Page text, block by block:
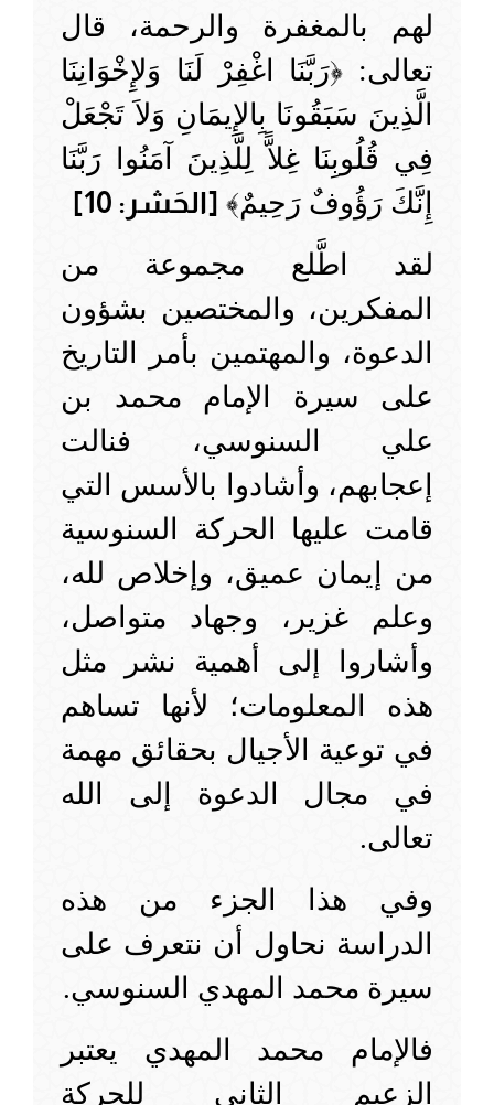
لهم بالمغفرة والرحمة، قال
تعالى: ﴿رَبَّنَا اغْفِرْ لَنَا وَلإِخْوَانِنَا
الَّذِينَ سَبَقُونَا بِالإِيمَانِ وَلاَ تَجْعَلْ
فِي قُلُوبِنَا غِلاًّ لِلَّذِينَ آمَنُوا رَبَّنَا
إِنَّكَ رَؤُوفٌ رَحِيمٌ﴾ [الحَشر: 10]
لقد اطَّلع مجموعة من
المفكرين، والمختصين بشؤون
الدعوة، والمهتمين بأمر التاريخ
على سيرة الإمام محمد بن
علي السنوسي، فنالت
إعجابهم، وأشادوا بالأسس التي
قامت عليها الحركة السنوسية
من إيمان عميق، وإخلاص لله،
وعلم غزير، وجهاد متواصل،
وأشاروا إلى أهمية نشر مثل
هذه المعلومات؛ لأنها تساهم
في توعية الأجيال بحقائق مهمة
في مجال الدعوة إلى الله
تعالى.
وفي هذا الجزء من هذه
الدراسة نحاول أن نتعرف على
سيرة محمد المهدي السنوسي.
فالإمام محمد المهدي يعتبر
الزعيم الثاني للحركة